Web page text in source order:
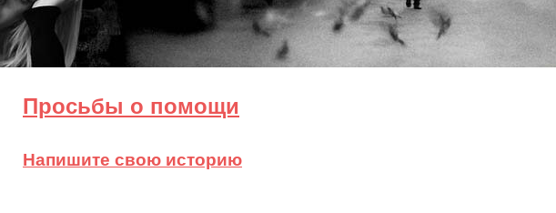
Просьбы о помощи
Напишите свою историю